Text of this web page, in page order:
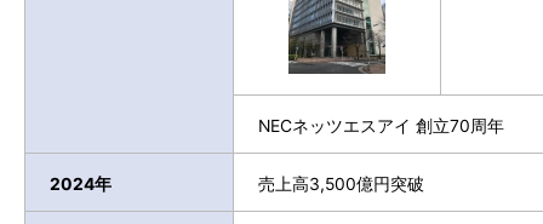
NECネッツエスアイ 創立70周年
2024年 売上高3,500億円突破